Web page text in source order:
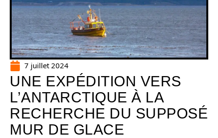
7 juillet 2024
UNE EXPÉDITION VERS
L’ANTARCTIQUE À LA
RECHERCHE DU SUPPOSÉ
MUR DE GLACE